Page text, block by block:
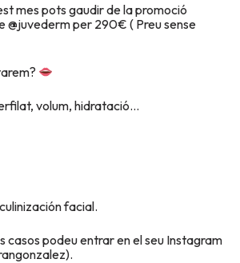
mes pots gaudir de la promoció
@juvederm per 290€ ( Preu sense
volum, hidratació…
facial.
casos podeu entrar en el seu Instagram